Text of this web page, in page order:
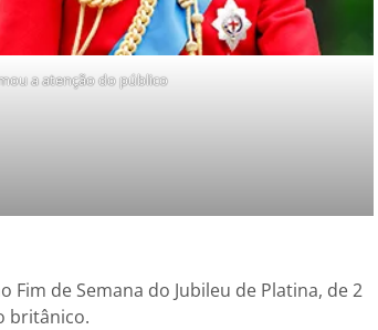
a atenção do público
Fim de Semana do Jubileu de Platina, de 2
britânico.